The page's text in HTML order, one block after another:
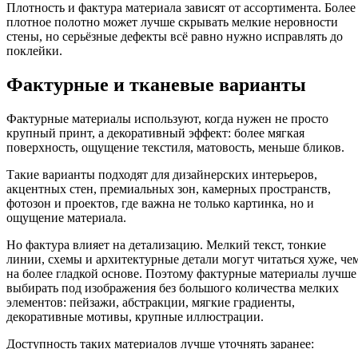
Плотность и фактура материала зависят от ассортимента. Более
плотное полотно может лучше скрывать мелкие неровности
стены, но серьёзные дефекты всё равно нужно исправлять до
поклейки.
Фактурные и тканевые варианты
Фактурные материалы используют, когда нужен не просто
крупный принт, а декоративный эффект: более мягкая
поверхность, ощущение текстиля, матовость, меньше бликов.
Такие варианты подходят для дизайнерских интерьеров,
акцентных стен, премиальных зон, камерных пространств,
фотозон и проектов, где важна не только картинка, но и
ощущение материала.
Но фактура влияет на детализацию. Мелкий текст, тонкие
линии, схемы и архитектурные детали могут читаться хуже,
на более гладкой основе. Поэтому фактурные материалы лучше
выбирать под изображения без большого количества мелких
элементов: пейзажи, абстракции, мягкие градиенты,
декоративные мотивы, крупные иллюстрации.
Доступность таких материалов лучше уточнять заранее: